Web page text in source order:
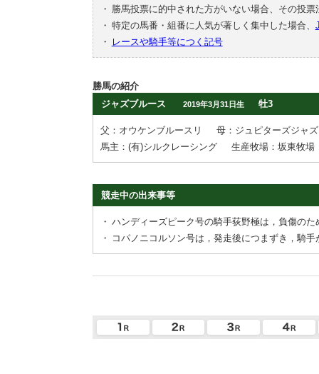
・
勝馬投票に的中された方がいない場合、その投
・ 特定の馬番・組番に人気が著しく集中した場合、
・
レースや騎手等につく記号
勝馬の紹介
ジャズブルース
2019年3月31日生 牡3
父：オウケンブルースリ
母：ジュピターズジャズ
馬主：(有)シルクレーシング
生産牧場：坂東牧場
競走中の出来事等
・ ハンディーズピーク号の騎手荻野極は，負傷のた
・
コパノニコルソン号は，発走後につまずき，騎